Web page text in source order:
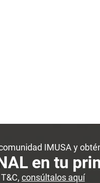
IMUSA y
en tu
consúltalos aquí